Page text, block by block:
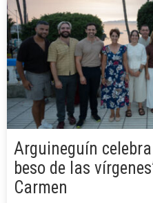
Arguineguín celebra
beso de las
Carmen